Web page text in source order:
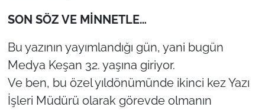
SON SÖZ VE MİNNETLE…
Bu yazının yayımlandığı gün, yani bugün
Medya Keşan 32. yaşına giriyor.
Ve ben, bu özel yıldönümünde ikinci kez Yazı
İşleri Müdürü olarak görevde olmanın